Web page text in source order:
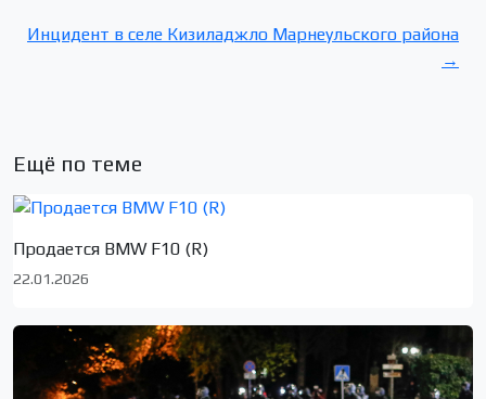
Инцидент в селе Кизиладжло Марнеульского района
→
Ещё по теме
Продается BMW F10 (R)
22.01.2026